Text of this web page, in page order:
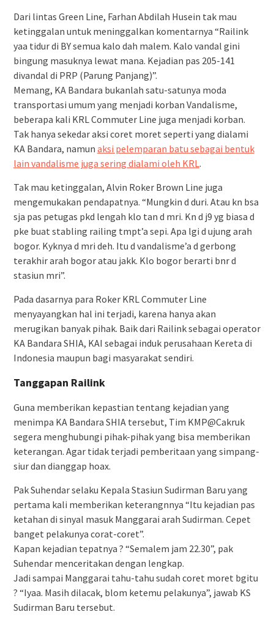
Dari lintas Green Line, Farhan Abdilah Husein tak mau
ketinggalan untuk meninggalkan komentarnya “Railink
yaa tidur di BY semua kalo dah malem. Kalo vandal gini
bingung masuknya lewat mana. Kejadian pas 205-141
divandal di PRP (Parung Panjang)”.
Memang, KA Bandara bukanlah satu-satunya moda
transportasi umum yang menjadi korban Vandalisme,
beberapa kali KRL Commuter Line juga menjadi korban.
Tak hanya sekedar aksi coret moret seperti yang dialami
KA Bandara, namun aksi pelemparan batu sebagai bentuk
lain vandalisme juga sering dialami oleh KRL.
Tak mau ketinggalan, Alvin Roker Brown Line juga
mengemukakan pendapatnya. “Mungkin d duri. Atau kn bsa
sja pas petugas pkd lengah klo tan d mri. Kn d j9 yg biasa d
pke buat stabling railing tmpt’a sepi. Apa lgi d ujung arah
bogor. Kyknya d mri deh. Itu d vandalisme’a d gerbong
terakhir arah bogor atau jakk. Klo bogor berarti bnr d
stasiun mri”.
Pada dasarnya para Roker KRL Commuter Line
menyayangkan hal ini terjadi, karena hanya akan
merugikan banyak pihak. Baik dari Railink sebagai operator
KA Bandara SHIA, KAI sebagai induk perusahaan Kereta di
Indonesia maupun bagi masyarakat sendiri.
Tanggapan Railink
Guna memberikan kepastian tentang kejadian yang
menimpa KA Bandara SHIA tersebut, Tim KMP@Cakruk
segera menghubungi pihak-pihak yang bisa memberikan
keterangan. Agar tidak terjadi pemberitaan yang simpang-
siur dan dianggap hoax.
Pak Suhendar selaku Kepala Stasiun Sudirman Baru yang
pertama kali memberikan keterangnnya “Itu kejadian pas
ketahan di sinyal masuk Manggarai arah Sudirman. Cepet
banget pelakunya corat-coret”.
Kapan kejadian tepatnya ? “Semalem jam 22.30”, pak
Suhendar menceritakan dengan lengkap.
Jadi sampai Manggarai tahu-tahu sudah coret moret bgitu
? “Iyaa. Masih dilacak, blom ketemu pelakunya”, jawab KS
Sudirman Baru tersebut.